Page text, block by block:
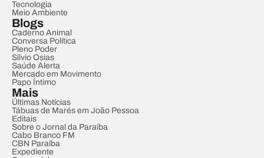
Tecnologia
Meio Ambiente
Blogs
Caderno Animal
Conversa Política
Pleno Poder
Sílvio Osias
Saúde Alerta
Mercado em Movimento
Papo Íntimo
Mais
Últimas Notícias
Tábuas de Marés em João Pessoa
Editais
Sobre o Jornal da Paraíba
Cabo Branco FM
CBN Paraíba
Expediente